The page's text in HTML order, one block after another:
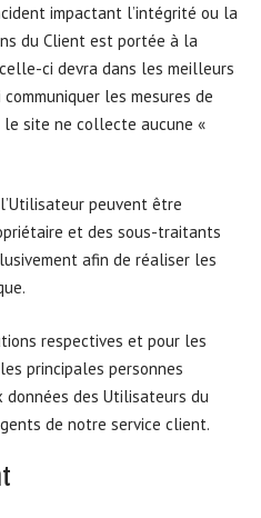
impactant l’intégrité ou la
du Client est portée à la
ci devra dans les meilleurs
les mesures de
le site ne collecte aucune «
peuvent être
et des sous-traitants
afin de réaliser les
respectives et pour les
principales personnes
données des Utilisateurs du
de notre service client.